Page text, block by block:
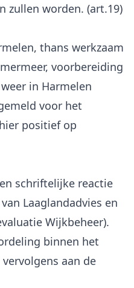
zullen worden. (art.19)
thans werkzaam
voorbereiding
in Harmelen
voor het
positief op
schriftelijke reactie
Laaglandadvies en
Wijkbeheer).
binnen het
aan de